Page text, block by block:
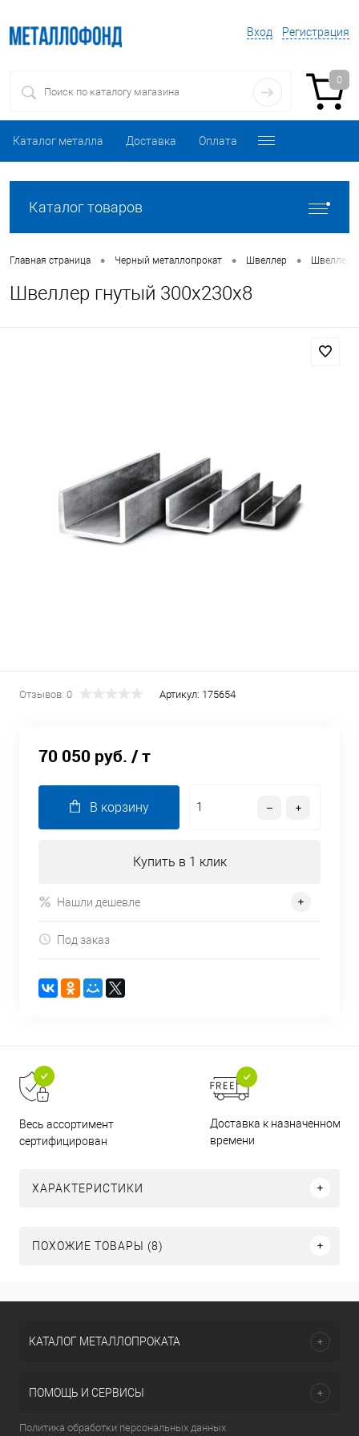
Вход Регистрация
0
Каталог металла Доставка Оплата
Каталог товаров
Главная страница • Черный металлопрокат • Швеллер • Швеллер
Швеллер гнутый 300х230х8
Отзывов: 0 Артикул: 175654
70 050 руб. / т
В корзину
Купить в 1 клик
Нашли дешевле
Под заказ
Весь ассортимент
сертифицирован
Доставка к назначенному
времени
ХАРАКТЕРИСТИКИ
ПОХОЖИЕ ТОВАРЫ (8)
КАТАЛОГ МЕТАЛЛОПРОКАТА
ПОМОЩЬ И СЕРВИСЫ
Политика обработки персональных данных